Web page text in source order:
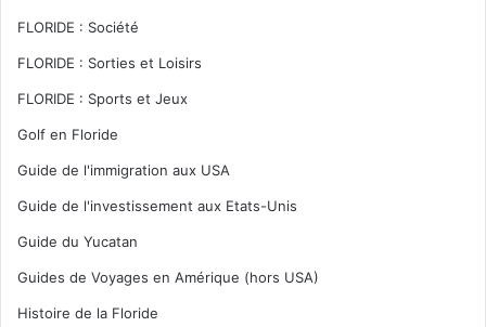
FLORIDE : Société
FLORIDE : Sorties et Loisirs
FLORIDE : Sports et Jeux
Golf en Floride
Guide de l'immigration aux USA
Guide de l'investissement aux Etats-Unis
Guide du Yucatan
Guides de Voyages en Amérique (hors USA)
Histoire de la Floride